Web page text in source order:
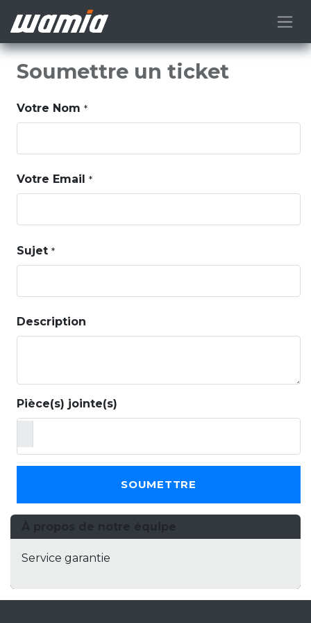
Soumettre un ticket
Votre Nom *
Votre Email *
Sujet *
Description
Pièce(s) jointe(s)
SOUMETTRE
Service garantie